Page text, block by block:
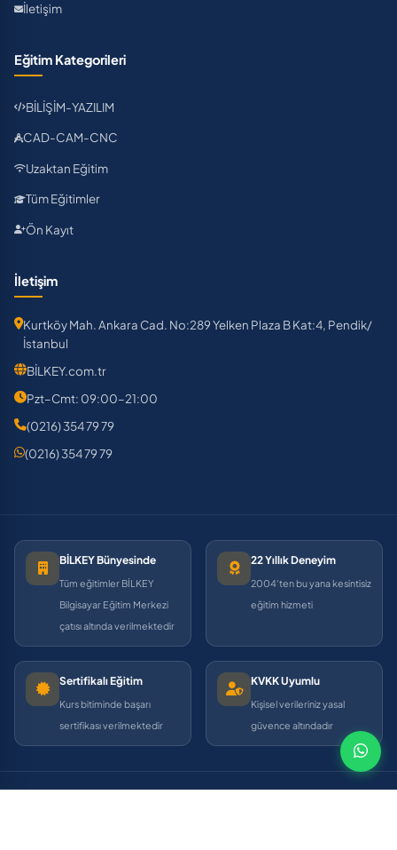
İletişim
Eğitim Kategorileri
BİLİŞİM-YAZILIM
CAD-CAM-CNC
Uzaktan Eğitim
Tüm Eğitimler
Ön Kayıt
İletişim
Kurtköy Mah. Ankara Cad. No:289 Yelken Plaza B Kat:4, Pendik/
İstanbul
BİLKEY.com.tr
Pzt–Cmt: 09:00–21:00
(0216) 354 79 79
(0216) 354 79 79
BİLKEY Bünyesinde
Tüm eğitimler BİLKEY
Bilgisayar Eğitim Merkezi
çatısı altında verilmektedir
22 Yıllık Deneyim
2004'ten bu yana kesintisiz
eğitim hizmeti
Sertifikalı Eğitim
Kurs bitiminde başarı
sertifikası verilmektedir
KVKK Uyumlu
Kişisel verileriniz yasal
güvence altındadır